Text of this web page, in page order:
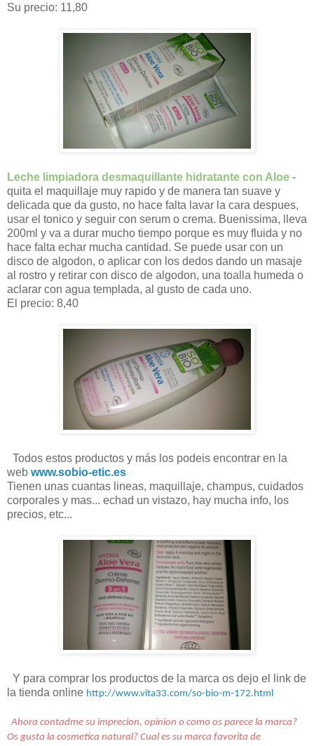
Su precio: 11,80
Leche limpiadora desmaquillante hidratante con Aloe -
quita el maquillaje muy rapido y de manera tan suave y
delicada que da gusto, no hace falta lavar la cara despues,
usar el tonico y seguir con serum o crema. Buenissima, lleva
200ml y va a durar mucho tiempo porque es muy fluida y no
hace falta echar mucha cantidad. Se puede usar con un
disco de algodon, o aplicar con los dedos dando un masaje
al rostro y retirar con disco de algodon, una toalla humeda o
aclarar con agua templada, al gusto de cada uno.
El precio: 8,40
Todos estos productos y más los podeis encontrar en la
web www.sobio-etic.es
Tienen unas cuantas lineas, maquillaje, champus, cuidados
corporales y mas... echad un vistazo, hay mucha info, los
precios, etc...
Y para comprar los productos de la marca os dejo el link de
la tienda online http://www.vita33.com/so-bio-m-172.html
Ahora contadme su imprecion, opinion o como os parece la marca?
Os gusta la cosmetica natural? Cual es su marca favorita de